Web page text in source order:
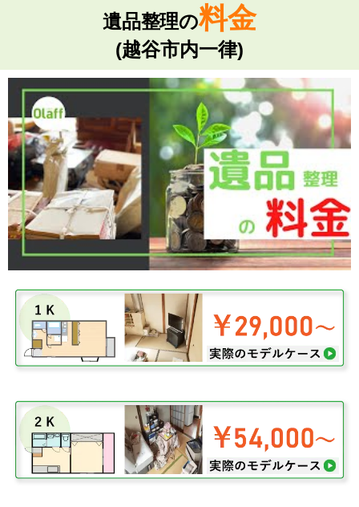
遺品整理の料金
(越谷市内一律)